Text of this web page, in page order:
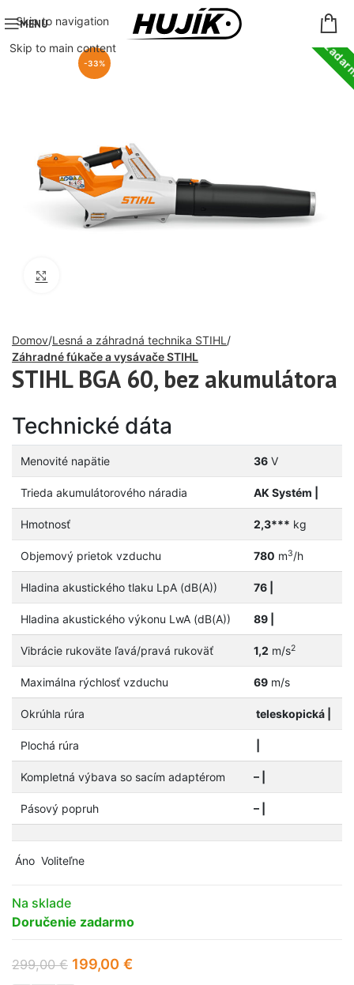
Skip to navigation
Skip to main content
MENU
-33%
Domov Lesná a záhradná technika STIHL
Záhradné fúkače a vysávače STIHL
STIHL BGA 60, bez akumulátora
Technické dáta
Menovité napätie 36V
Trieda akumulátorového náradia AK Systém |
Hmotnosť 2,3*** kg
Objemový prietok vzduchu 780 m3/h
Hladina akustického tlaku LpA (dB(A)) 76 |
Hladina akustického výkonu LwA (dB(A)) 89 |
Vibrácie rukoväte ľavá/pravá rukoväť 1,2 m/s2
Maximálna rýchlosť vzduchu 69m/s
Okrúhla rúra teleskopická |
Plochá rúra
Kompletná výbava so sacím adaptérom – |
Pásový popruh – |
Áno Voliteľne
Na sklade
Doručenie zadarmo
299,00€ 199,00 €